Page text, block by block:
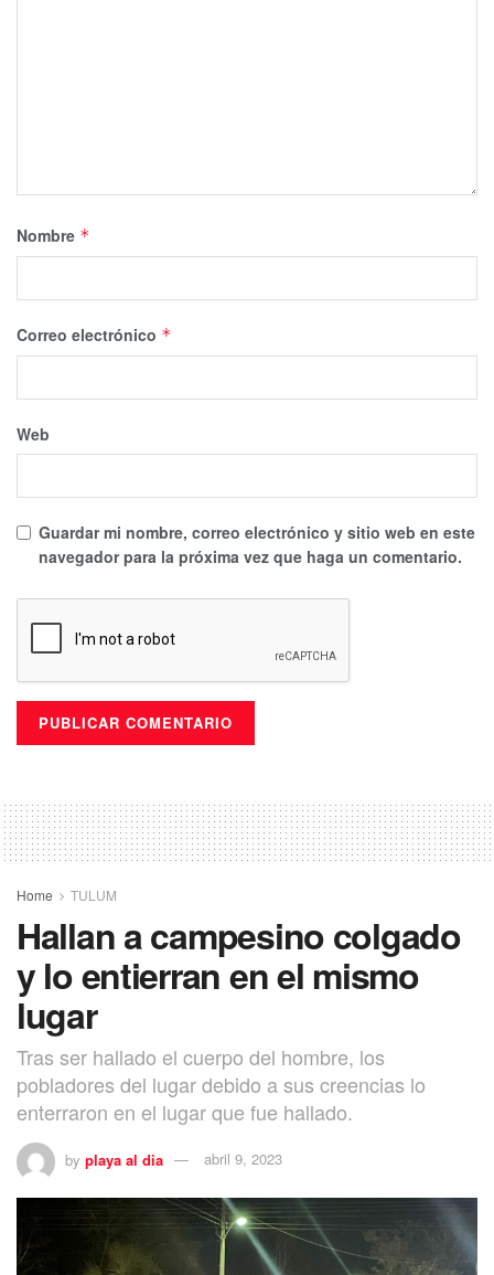
Nombre *
Correo electrónico *
Web
Guardar mi nombre, correo electrónico y sitio web en este
navegador para la próxima vez que haga un comentario.
Home TULUM
Hallan a campesino colgado
y lo entierran en el mismo
lugar
Tras ser hallado el cuerpo del hombre, los
pobladores del lugar debido a sus creencias lo
enterraron en el lugar que fue hallado.
by playa al dia abril 9, 2023